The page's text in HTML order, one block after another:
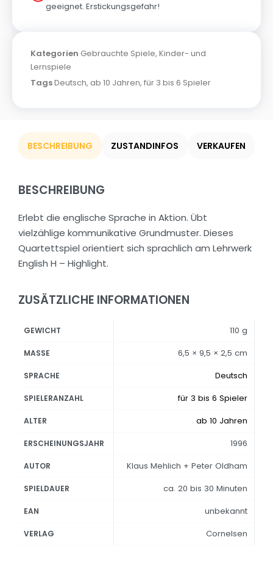
geeignet. Erstickungsgefahr!
Kategorien Gebrauchte Spiele, Kinder- und
Lernspiele
TagsDeutsch, ab 10 Jahren, für 3 bis 6 Spieler
BESCHREIBUNG ZUSTANDINFOS VERKAUFEN
BESCHREIBUNG
Erlebt die englische Sprache in Aktion. Übt
vielzählige kommunikative Grundmuster. Dieses
Quartettspiel orientiert sich sprachlich am Lehrwerk
English H – Highlight.
ZUSÄTZLICHE INFORMATIONEN
GEWICHT 110 g
MASSE 6,5 × 9,5 × 2,5 cm
SPRACHE Deutsch
SPIELERANZAHL für 3 bis 6 Spieler
ALTER ab 10 Jahren
ERSCHEINUNGSJAHR 1996
AUTOR Klaus Mehlich + Peter Oldham
SPIELDAUER ca. 20 bis 30 Minuten
EAN unbekannt
VERLAG Cornelsen